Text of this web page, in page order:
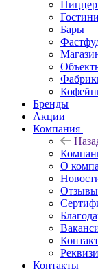
Бары
Бренды
Акции
Компания
О
Отзывы
Контакты